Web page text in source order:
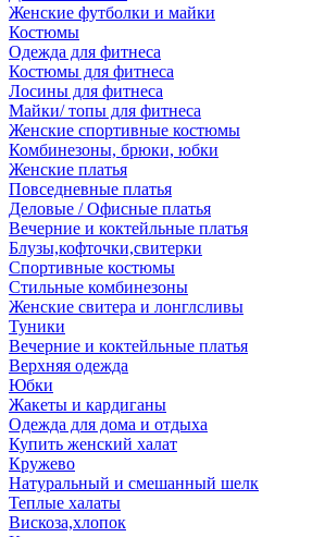
Женские футболки и майки
Костюмы
Одежда для фитнеса
Костюмы для фитнеса
Лосины для фитнеса
Майки/ топы для фитнеса
Женские спортивные костюмы
Комбинезоны, брюки, юбки
Женские платья
Повседневные платья
Деловые / Офисные платья
Вечерние и коктейльные платья
Блузы,кофточки,свитерки
Спортивные костюмы
Стильные комбинезоны
Женские свитера и лонглсливы
Туники
Вечерние и коктейльные платья
Верхняя одежда
Юбки
Жакеты и кардиганы
Одежда для дома и отдыха
Купить женский халат
Кружево
Натуральный и смешанный шелк
Теплые халаты
Вискоза,хлопок